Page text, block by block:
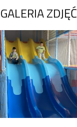
GALERIA ZDJĘĆ